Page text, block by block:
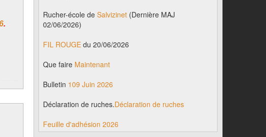
.
Rucher-école de Salvizinet (Dernière MAJ
02/06/2026)
FIL ROUGE du 20/06/2026
Que faire Maintenant
Bulletin 109 Juin 2026
Déclaration de ruches.Déclaration de ruches
Feuille d'adhésion 2026